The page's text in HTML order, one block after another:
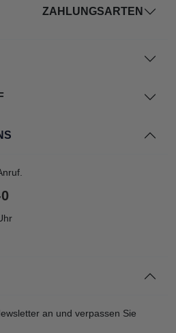
an und verpassen Sie
ZAHLUNGSARTEN